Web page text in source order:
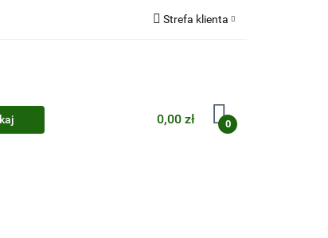
Strefa klienta
Dodaj zgłoszenie
Zgody cookies
0,00 zł 0